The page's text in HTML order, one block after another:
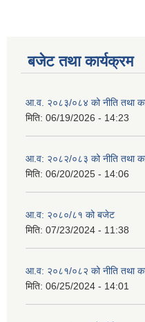
बजेट तथा कार्यक्रम
आ.व. २०८३/०८४ को नीति तथा
मिति: 06/19/2026 - 14:23
आ.व: २०८२/०८३ को नीति तथा
मिति: 06/20/2025 - 14:06
आ.व: २०८०/८१ को बजेट
मिति: 07/23/2024 - 11:38
आ.व: २०८१/०८२ को नीति तथा
मिति: 06/25/2024 - 14:01